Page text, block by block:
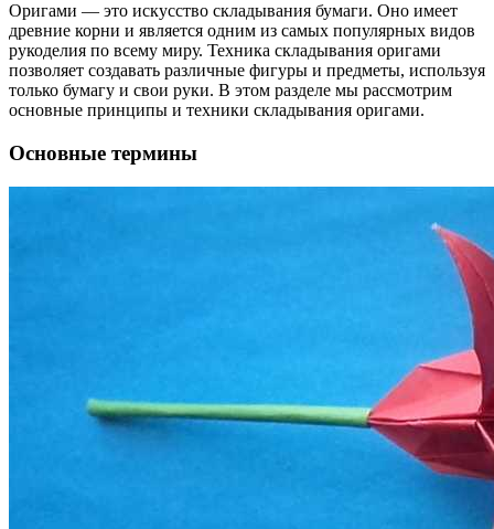
Оригами — это искусство складывания бумаги. Оно имеет
древние корни и является одним из самых популярных видов
рукоделия по всему миру. Техника складывания оригами
позволяет создавать различные фигуры и предметы, используя
только бумагу и свои руки. В этом разделе мы рассмотрим
основные принципы и техники складывания оригами.
Основные термины